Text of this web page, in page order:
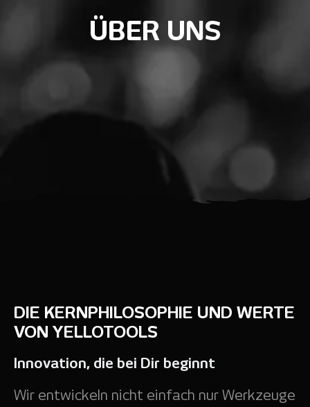
ÜBER UNS
DIE KERNPHILOSOPHIE UND WERTE
VON YELLOTOOLS
Innovation, die bei Dir beginnt
Wir entwickeln nicht einfach nur Werkzeuge